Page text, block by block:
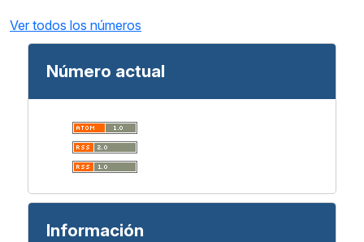
Ver todos los números
Número actual
Información